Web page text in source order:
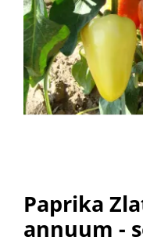
Paprika
annuum -